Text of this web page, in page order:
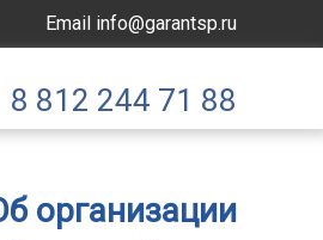
Email info@garantsp.ru
8 812 244 71 88
организации